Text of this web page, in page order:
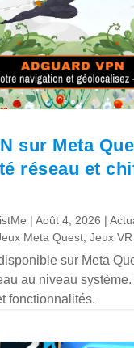
sur Meta
réseau et
|Août 4, 2026 |
Meta Quest ,Jeux
sur Meta
au niveau
fonctionnalités.